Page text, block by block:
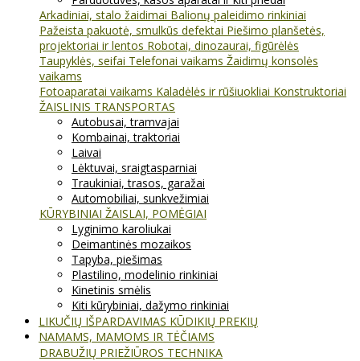
Arkadiniai, stalo žaidimai Balionų paleidimo rinkiniai
Pažeista pakuotė, smulkūs defektai Piešimo planšetės,
projektoriai ir lentos Robotai, dinozaurai, figūrėlės
Taupyklės, seifai Telefonai vaikams Žaidimų konsolės
vaikams
Fotoaparatai vaikams Kaladėlės ir rūšiuokliai Konstruktoriai
ŽAISLINIS TRANSPORTAS
Autobusai, tramvajai
Kombainai, traktoriai
Laivai
Lėktuvai, sraigtasparniai
Traukiniai, trasos, garažai
Automobiliai, sunkvežimiai
KŪRYBINIAI ŽAISLAI, POMĖGIAI
Lyginimo karoliukai
Deimantinės mozaikos
Tapyba, piešimas
Plastilino, modelinio rinkiniai
Kinetinis smėlis
Kiti kūrybiniai, dažymo rinkiniai
LIKUČIŲ IŠPARDAVIMAS KŪDIKIŲ PREKIŲ
NAMAMS, MAMOMS IR TĖČIAMS
DRABUŽIŲ PRIEŽIŪROS TECHNIKA